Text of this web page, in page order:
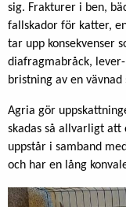
sig. Frakturer i ben,
fallskador för katter,
tar upp konsekvenser
diafragmabråck,
bristning av en
Agria gör
skadas så allvarligt att
uppstår i samband
och har en lång